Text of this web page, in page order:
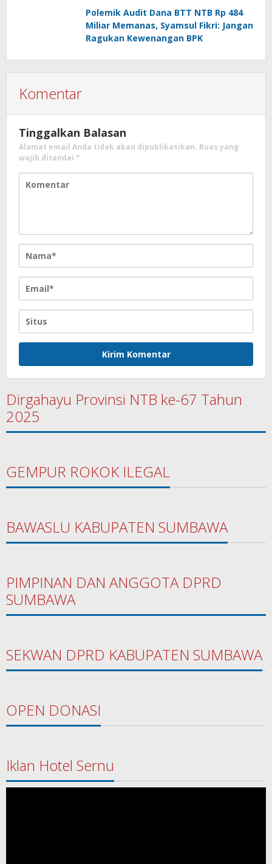
Polemik Audit Dana BTT NTB Rp 484
Miliar Memanas, Syamsul Fikri: Jangan
Ragukan Kewenangan BPK
Komentar
Tinggalkan Balasan
Alamat email Anda tidak akan dipublikasikan. Ruas yang
wajib ditandai *
Dirgahayu Provinsi NTB ke-67 Tahun
2025
GEMPUR ROKOK ILEGAL
BAWASLU KABUPATEN SUMBAWA
PIMPINAN DAN ANGGOTA DPRD
SUMBAWA
SEKWAN DPRD KABUPATEN SUMBAWA
OPEN DONASI
Iklan Hotel Sernu